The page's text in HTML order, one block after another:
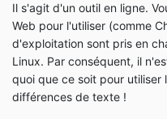
Il s'agit d'un outil en ligne.
Web pour l'utiliser (comme
d'exploitation sont pris en
Linux. Par conséquent, il
quoi que ce soit pour
différences de texte !